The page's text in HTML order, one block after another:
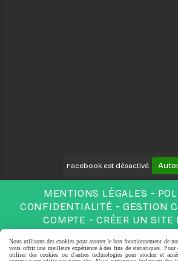
Facebook est désactivé.
MENTIONS LÉGALES
CONFIDENTIALITÉ
GESTION
COMPTE
CRÉER UN SITE
Nous utilisons des cookies pour assurer le bon fonctionnement de
vous offrir une meilleure expérience à des fins de statistiques. Pour
utiliser des cookies ou d'autres technologies pour stocker et